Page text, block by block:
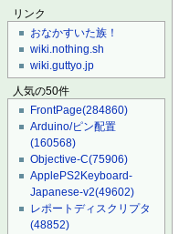
リンク
おなかすいた族！
wiki.nothing.sh
wiki.guttyo.jp
人気の50件
FrontPage(284860)
Arduino/ピン配置
(160568)
Objective-C(75906)
ApplePS2Keyboard-
Japanese-v2(49602)
レポートディスクリプタ
(48852)